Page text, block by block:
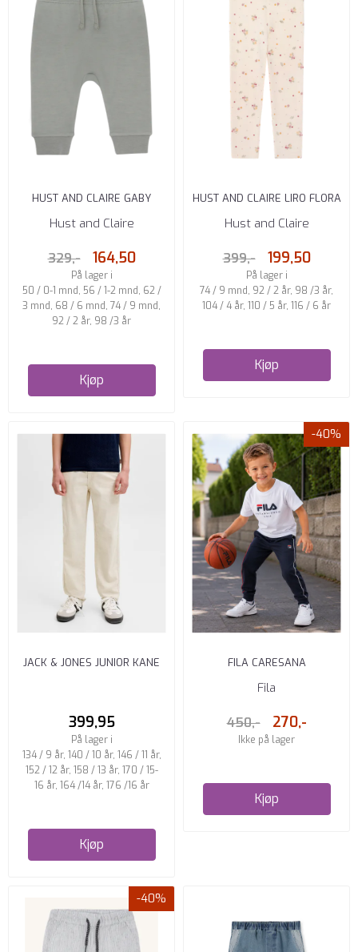
HUST AND CLAIRE GABY
BUKSE ULL BAMBUS FOREST
Hust and Claire
329,- 164,50
På lager i
50 / 0-1 mnd, 56 / 1-2 mnd, 62 /
3 mnd, 68 / 6 mnd, 74 / 9 mnd,
92 / 2 år, 98 /3 år
Kjøp
HUST AND CLAIRE LIRO FLORA
BUKSE MERINO ULL OFF ...
Hust and Claire
399,- 199,50
På lager i
74 / 9 mnd, 92 / 2 år, 98 /3 år,
104 / 4 år, 110 / 5 år, 116 / 6 år
Kjøp
JACK & JONES JUNIOR KANE
399,95
På lager i
134 / 9 år, 140 / 10 år, 146 / 11 år,
152 / 12 år, 158 / 13 år, 170 / 15-
16 år, 164 /14 år, 176 /16 år
Kjøp
-40%
FILA CARESANA
TRENINGSBUKSE BLUE
Fila
450,- 270,-
Ikke på lager
Kjøp
-40%